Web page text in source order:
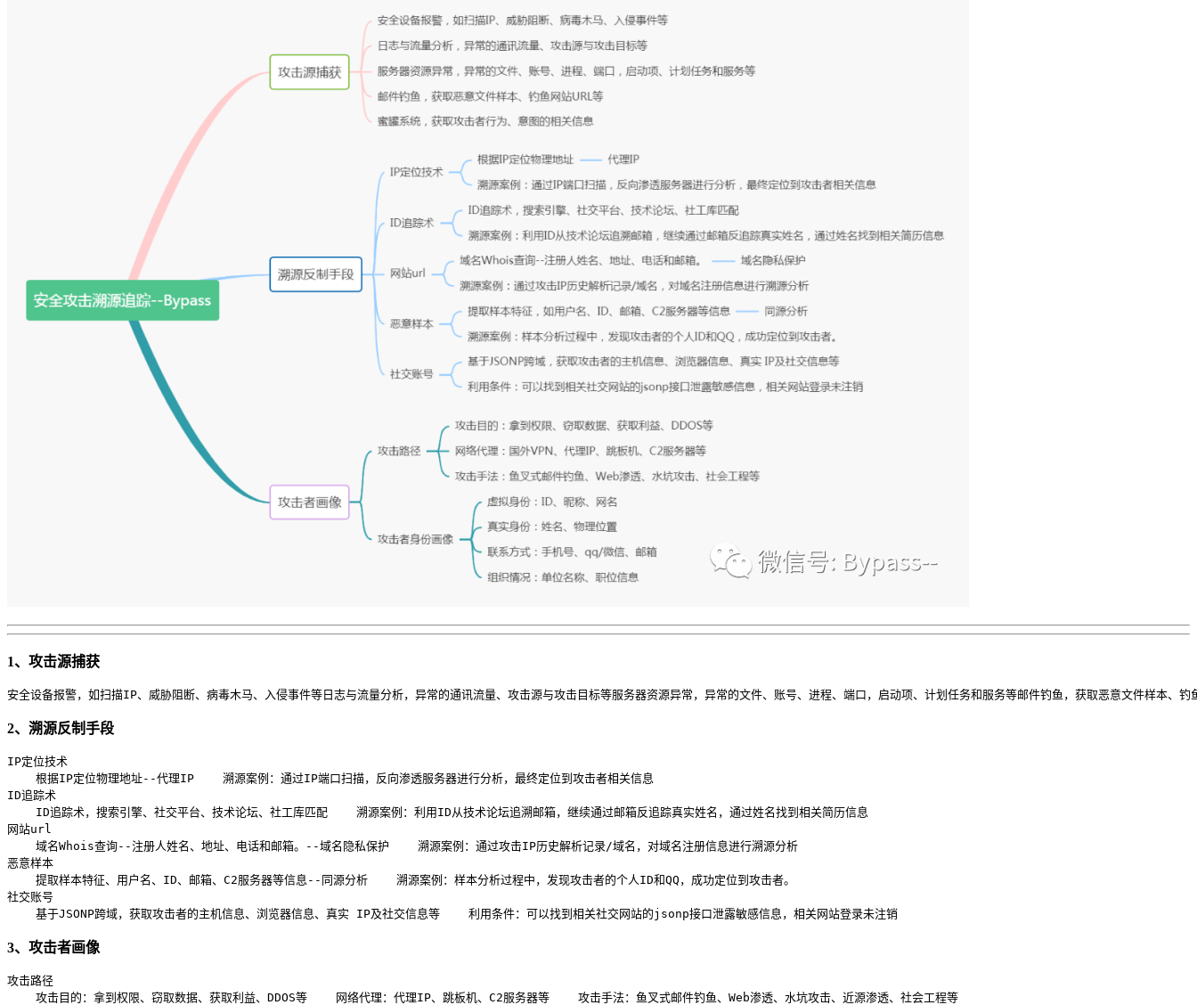
1、攻击源捕获
安全设备报警，如扫描IP、威胁阻断、病毒木马、入侵事件等 日志与流量分析，异常的通讯流量、攻击源与攻击目标等服务器资源异常，异常的文件、账号、进程、端口，启动项、计划任务和服务等邮件钓鱼，获取恶意文件样本、钓
2、溯源反制手段
IP定位技术
    根据IP定位物理地址
--代理IP
    溯源案例：通过IP端口扫描，反向渗透服务器进行分析，最终定位到攻击者相关信息
ID追踪术
    ID追踪术，搜索引擎、社交平台、技术论坛、社工库匹配
    溯源案例：利用ID从技术论坛追溯邮箱，继续通过邮箱反追踪真实姓名，通过姓名找到相关简历信息
网站url
    域名Whois查询
--注册人姓名、地址、电话和邮箱。--域名隐私保护
    溯源案例：通过攻击IP历史解析记录/域名，对域名注册信息进行溯源分析
恶意样本
    提取样本特征、用户名、ID、邮箱、C2服务器等信息
--同源分析
    溯源案例：样本分析过程中，发现攻击者的个人ID和QQ，成功定位到攻击者。
社交账号
    基于JSONP跨域，获取攻击者的主机信息、浏览器信息、真实 IP及社交信息等
    利用条件：可以找到相关社交网站的jsonp接口泄露敏感信息，相关网站登录未注销
3、攻击者画像
攻击路径
    攻击目的：拿到权限、窃取数据、获取利益、DDOS等
    网络代理：代理IP、跳板机、C2服务器等
    攻击手法：鱼叉式邮件钓鱼、Web渗透、水坑攻击、近源渗透、社会工程等